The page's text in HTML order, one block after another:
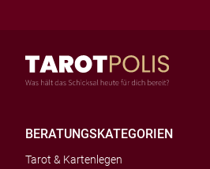
BERATUNGSKATEGORIEN
Tarot & Kartenlegen